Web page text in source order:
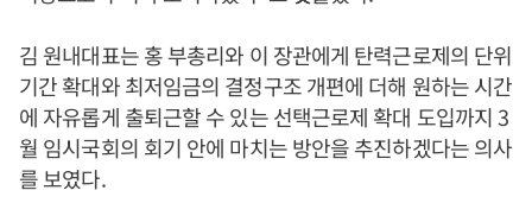
김 원내대표는 홍 부총리와 이 장관에게 탄력근로제의 단위
기간 확대와 최저임금의 결정구조 개편에 더해 원하는 시간
에 자유롭게 출퇴근할 수 있는 선택근로제 확대 도입까지 3
월 임시국회의 회기 안에 마치는 방안을 추진하겠다는 의사
를 보였다.